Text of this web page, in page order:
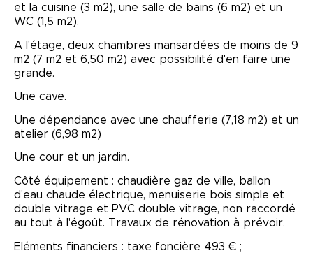
et la cuisine (3 m2), une salle de bains (6 m2) et un
WC (1,5 m2).
A l'étage, deux chambres mansardées de moins de 9
m2 (7 m2 et 6,50 m2) avec possibilité d'en faire une
grande.
Une cave.
Une dépendance avec une chaufferie (7,18 m2) et un
atelier (6,98 m2)
Une cour et un jardin.
Côté équipement : chaudière gaz de ville, ballon
d'eau chaude électrique, menuiserie bois simple et
double vitrage et PVC double vitrage, non raccordé
au tout à l'égoût. Travaux de rénovation à prévoir.
Eléments financiers : taxe foncière 493 € ;